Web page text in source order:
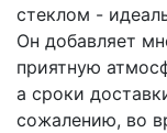
стеклом -
Он добавляет
приятную
а сроки
сожалению, во